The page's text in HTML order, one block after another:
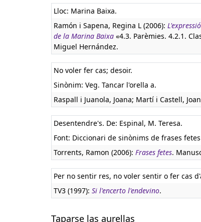
Lloc: Marina Baixa.
Ramón i Sapena, Regina L (2006):
de la Marina Baixa «4.3. Parèmies. 4.2.1.
Miguel Hernández.
No voler fer cas; desoir.
Sinònim: Veg. Tancar l'orella a.
Raspall i Juanola, Joana; Martí i Castell,
Desentendre's. De: Espinal, M. Teresa.
Font: Diccionari de sinònims de frases fetes
Torrents, Ramon (2006): Frases fetes.
Per no sentir res, no voler sentir o fer cas
TV3 (1997): Si l'encerto l'endevino.
Taparse las aurellas